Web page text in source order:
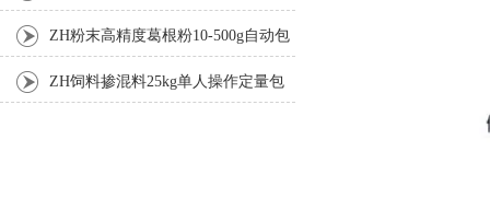
装机 ZH粉末高精度葛根粉10-500g自动包
装机 ZH饲料掺混料25kg单人操作定量包